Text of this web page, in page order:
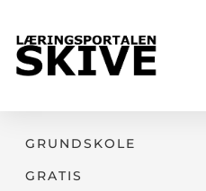
GRUNDSKOLE
GRATIS